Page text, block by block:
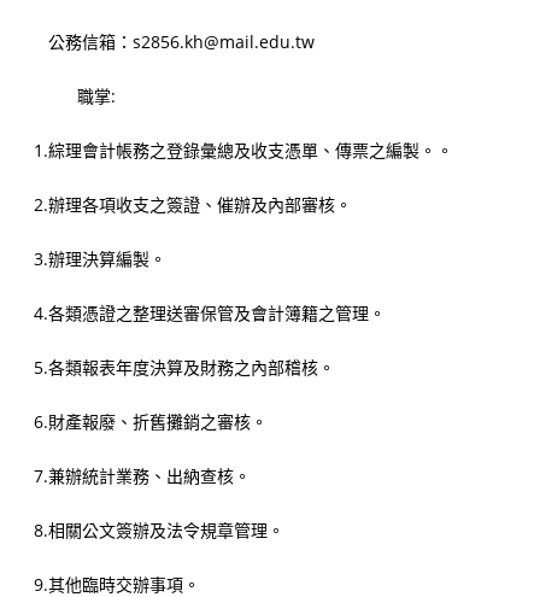
公務信箱：s2856.kh@mail.edu.tw
職掌:
1.綜理會計帳務之登錄彙總及收支憑單、傳票之編製。。
2.辦理各項收支之簽證、催辦及內部審核。
3.辦理決算編製。
4.各類憑證之整理送審保管及會計簿籍之管理。
5.各類報表年度決算及財務之內部稽核。
6.財產報廢、折舊攤銷之審核。
7.兼辦統計業務、出納查核。
8.相關公文簽辦及法令規章管理。
9.其他臨時交辦事項。